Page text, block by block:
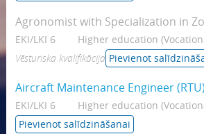
Agronomist with Specialization in
EKI/LKI 6 Higher education
Vēsturiska kvalifikācija Pievienot
Aircraft Maintenance Engineer (RTU)
EKI/LKI 6
Higher education
Pievienot salīdzināšanai